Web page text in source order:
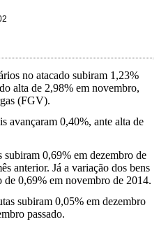
no atacado subiram 1,23%
alta de 2,98% em novembro,
(FGV).
avançaram 0,40%, ante alta de
subiram 0,69% em dezembro de
anterior. Já a variação dos bens
0,69% em novembro de 2014.
subiram 0,05% em dezembro
passado.